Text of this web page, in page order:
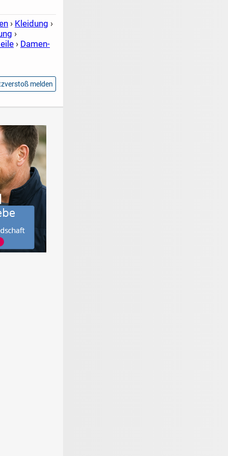
› Kleidung ›
›
› Damen-
melden